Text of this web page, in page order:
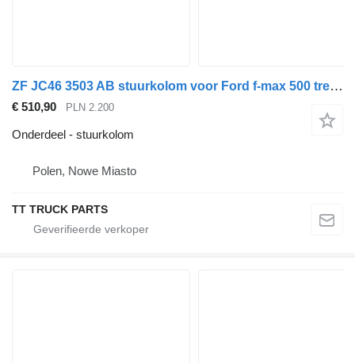
ZF JC46 3503 AB stuurkolom voor Ford f-max 500 trekker
€ 510,90 PLN 2.200
Onderdeel - stuurkolom
Polen, Nowe Miasto
TT TRUCK PARTS